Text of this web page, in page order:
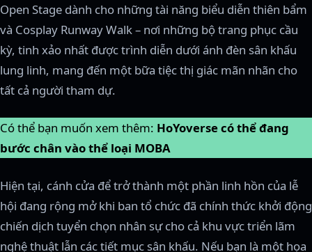
Open Stage dành cho những tài năng biểu diễn thiên bẩm
và Cosplay Runway Walk – nơi những bộ trang phục cầu
kỳ, tinh xảo nhất được trình diễn dưới ánh đèn sân khấu
lung linh, mang đến một bữa tiệc thị giác mãn nhãn cho
tất cả người tham dự.
Có thể bạn muốn xem thêm: HoYoverse có thể đang
bước chân vào thể loại MOBA
Hiện tại, cánh cửa để trở thành một phần linh hồn của lễ
hội đang rộng mở khi ban tổ chức đã chính thức khởi động
chiến dịch tuyển chọn nhân sự cho cả khu vực triển lãm
nghệ thuật lẫn các tiết mục sân khấu. Nếu bạn là một họa